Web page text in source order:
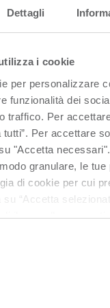
Dettagli
i cookie
per personalizzare
funzionalità dei
traffico. Per
Per accettare
"Accetta necessari".
granulare, le tue
di cookie per cui
“Accetta
il pannello per
più clicca
per
frutta è? 5 frutti
per la prima volta
straordinario
lo stupore
che si
a forme e
gusti seducenti;
tutto »